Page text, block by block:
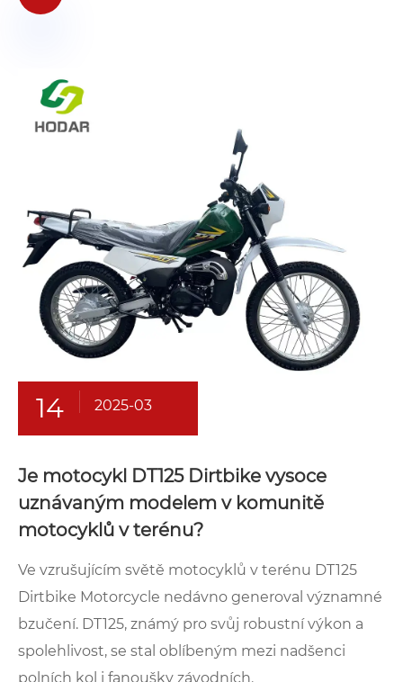
14 2025-03
Je motocykl DT125 Dirtbike vysoce
uznávaným modelem v komunitě
motocyklů v terénu?
Ve vzrušujícím světě motocyklů v terénu DT125
Dirtbike Motorcycle nedávno generoval významné
bzučení. DT125, známý pro svůj robustní výkon a
spolehlivost, se stal oblíbeným mezi nadšenci
polních kol i fanoušky závodních.